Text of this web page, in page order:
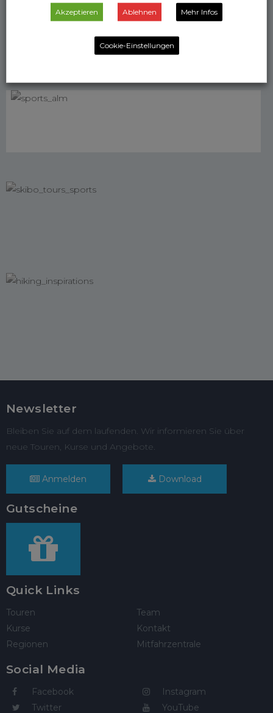
Newsletter
Bleiben Sie auf dem laufenden. Wir informieren Sie über
neue Touren, Kurse und Angebote.
Anmelden Download
Gutscheine
Quick Links
Touren
Kurse
Regionen
Team
Kontakt
Mitfahrzentrale
Social Media
Facebook
Twitter
Instagram
YouTube
Akzeptieren Ablehnen Mehr Infos
Cookie-Einstellungen